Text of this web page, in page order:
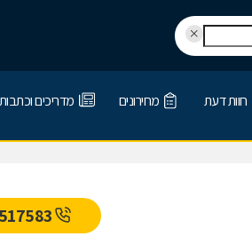
חוות דעת מחירונים מדריכים וכתבות